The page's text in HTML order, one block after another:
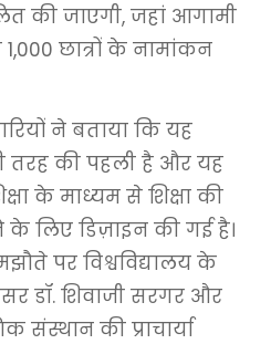
की जाएगी, जहां आगामी
छात्रों के नामांकन
ने बताया कि यह
तरह की पहली है और यह
के माध्यम से शिक्षा की
लिए डिज़ाइन की गई है।
पर विश्वविद्यालय के
डॉ. शिवाजी सरगर और
संस्थान की प्राचार्या